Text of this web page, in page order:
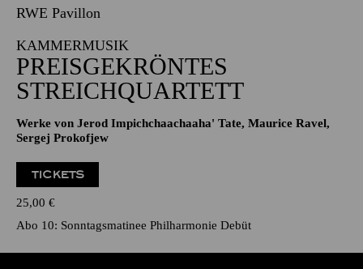
RWE Pavillon
KAMMERMUSIK
PREISGEKRÖNTES
STREICHQUARTETT
Werke von Jerod Impichchaachaaha' Tate, Maurice Ravel,
Sergej Prokofjew
TICKETS
25,00 €
Abo 10: Sonntagsmatinee Philharmonie Debüt